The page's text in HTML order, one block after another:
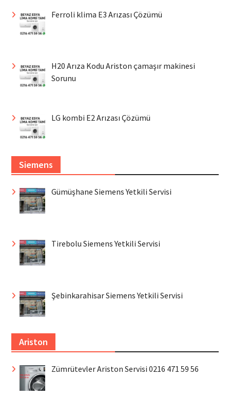
Ferroli klima E3 Arızası Çözümü
H20 Arıza Kodu Ariston çamaşır makinesi
Sorunu
LG kombi E2 Arızası Çözümü
Siemens
Gümüşhane Siemens Yetkili Servisi
Tirebolu Siemens Yetkili Servisi
Şebinkarahisar Siemens Yetkili Servisi
Ariston
Zümrütevler Ariston Servisi 0216 471 59 56